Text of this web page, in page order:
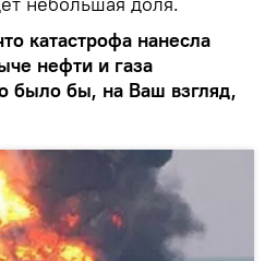
катастрофа нанесла
нефти и газа
было бы, на Ваш взгляд,